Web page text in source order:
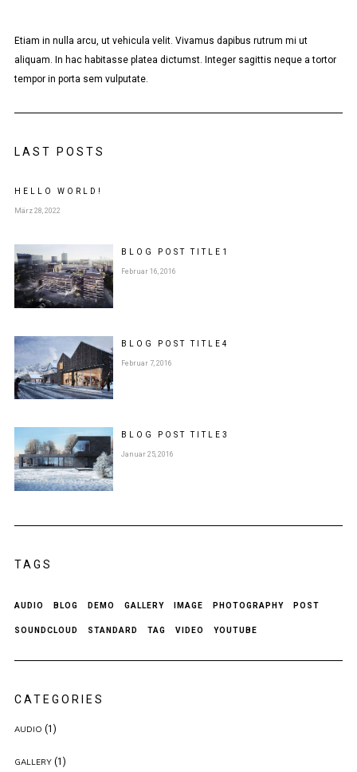
Etiam in nulla arcu, ut vehicula velit. Vivamus dapibus rutrum mi ut
aliquam. In hac habitasse platea dictumst. Integer sagittis neque a tortor
tempor in porta sem vulputate.
LAST POSTS
HELLO WORLD!
März 28, 2022
BLOG POSTTITLE 1
Februar 16, 2016
BLOG POSTTITLE 4
Februar 7, 2016
BLOG POSTTITLE 3
Januar 25, 2016
TAGS
AUDIO BLOG DEMO GALLERY IMAGE PHOTOGRAPHY POST
SOUNDCLOUD STANDARD TAG VIDEO YOUTUBE
CATEGORIES
AUDIO (1)
GALLERY(1)